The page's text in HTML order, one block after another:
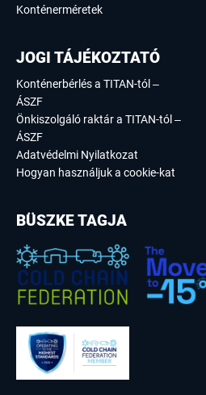
Konténerméretek
JOGI TÁJÉKOZTATÓ
Konténerbérlés a TITAN-tól –
ÁSZF
Önkiszolgáló raktár a TITAN-tól –
ÁSZF
Adatvédelmi Nyilatkozat
Hogyan használjuk a cookie-kat
BÜSZKE TAGJA